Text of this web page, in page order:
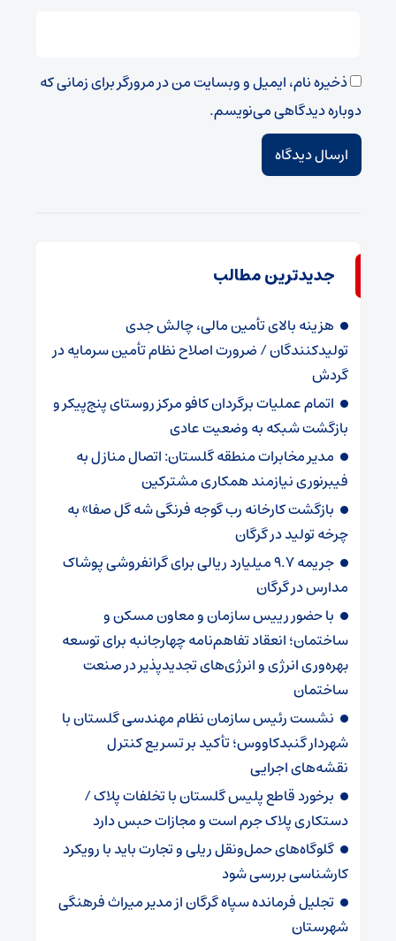
ذخیره نام، ایمیل و وبسایت من در مرورگر برای زمانی که
دوباره دیدگاهی می‌نویسم.
جدیدترین مطالب
هزینه بالای تأمین مالی، چالش جدی
تولیدکنندگان / ضرورت اصلاح نظام تأمین سرمایه در
گردش
اتمام عملیات برگردان کافو مرکز روستای پنج‌پیکر و
بازگشت شبکه به وضعیت عادی
مدیر مخابرات منطقه گلستان: اتصال منازل به
فیبرنوری نیازمند همکاری مشترکین
بازگشت کارخانه رب گوجه فرنگی شه گل صفا» به
چرخه تولید در گرگان
جریمه ۹.۷ میلیارد ریالی برای گرانفروشی پوشاک
مدارس در گرگان
با حضور رییس سازمان و معاون مسکن و
ساختمان؛ انعقاد تفاهم‌نامه چهارجانبه برای توسعه
بهره‌وری انرژی و انرژی‌های تجدیدپذیر در صنعت
ساختمان
نشست رئیس سازمان نظام مهندسی گلستان با
شهردار گنبدکاووس؛ تأکید بر تسریع کنترل
نقشه‌های اجرایی
برخورد قاطع پلیس گلستان با تخلفات پلاک /
دستکاری پلاک جرم است و مجازات حبس دارد
گلوگاه‌های حمل‌ونقل ریلی و تجارت باید با رویکرد
کارشناسی بررسی شود
تجلیل فرمانده سپاه گرگان از مدیر میراث فرهنگی
شهرستان